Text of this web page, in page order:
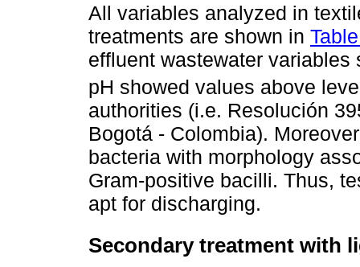
All variables analyzed in
treatments are shown in
effluent wastewater
pH showed values above
authorities (i.e. Resolución
Bogotá - Colombia).
bacteria with morphology
Gram-positive bacilli. Thus,
apt for discharging.
Secondary treatment with